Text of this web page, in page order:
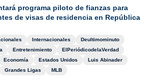
programa piloto de fianzas para
de visas de residencia en República
Internacionales
Deultimominuto
Entretenimiento
ElPeriódicodelaVerdad
Economía Estados Unidos
Luis Abinader
Grandes Ligas MLB